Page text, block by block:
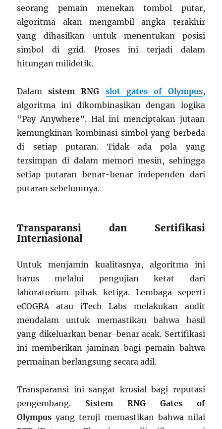
seorang pemain menekan tombol putar,
algoritma akan mengambil angka terakhir
yang dihasilkan untuk menentukan posisi
simbol di grid. Proses ini terjadi dalam
hitungan milidetik.
Dalamsistem RNG slot gates of Olympus,
algoritma ini dikombinasikan dengan logika
“Pay Anywhere”. Hal ini menciptakan jutaan
kemungkinan kombinasi simbol yang berbeda
di setiap putaran. Tidak ada pola yang
tersimpan di dalam memori mesin, sehingga
setiap putaran benar-benar independen dari
putaran sebelumnya.
Transparansi dan Sertifikasi
Internasional
Untuk menjamin kualitasnya, algoritma ini
harus melalui pengujian ketat dari
laboratorium pihak ketiga. Lembaga seperti
eCOGRA atau iTech Labs melakukan audit
mendalam untuk memastikan bahwa hasil
yang dikeluarkan benar-benar acak. Sertifikasi
ini memberikan jaminan bagi pemain bahwa
permainan berlangsung secara adil.
Transparansi ini sangat krusial bagi reputasi
pengembang. Sistem RNG Gates of
Olympus yang teruji memastikan bahwa nilai